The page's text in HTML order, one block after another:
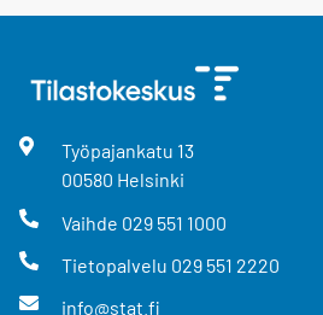
Työpajankatu 13
00580 Helsinki
Vaihde 029 551 1000
Tietopalvelu 029 551 2220
info@stat.fi